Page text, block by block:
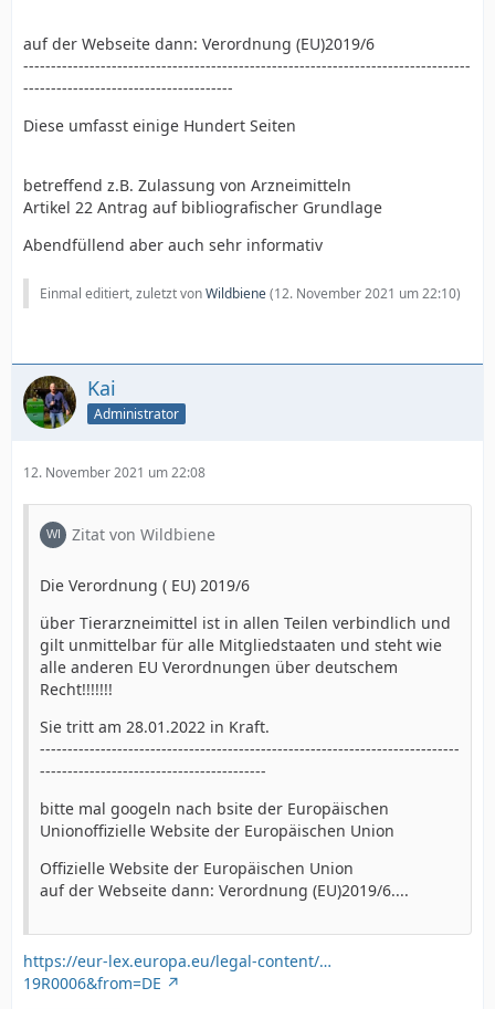
auf der Webseite dann: Verordnung (EU)2019/6
---------------------------------------------------------------------------------
--------------------------------------
Diese umfasst einige Hundert Seiten
betreffend z.B. Zulassung von Arzneimitteln
Artikel 22 Antrag auf bibliografischer Grundlage
Abendfüllend aber auch sehr informativ
Einmal editiert, zuletzt vonWildbiene(12. November 2021 um 22:10)
Kai
Administrator
12. November 2021 um 22:08
Zitat von Wildbiene
Die Verordnung ( EU) 2019/6
über Tierarzneimittel ist in allen Teilen verbindlich und
gilt unmittelbar für alle Mitgliedstaaten und steht wie
alle anderen EU Verordnungen über deutschem
Recht!!!!!!!
Sie tritt am 28.01.2022 in Kraft.
----------------------------------------------------------------------------
-----------------------------------------
bitte mal googeln nach bsite der Europäischen
Unionoffizielle Website der Europäischen Union
Offizielle Website der Europäischen Union
auf der Webseite dann: Verordnung (EU)2019/6....
https://eur-lex.europa.eu/legal-content/…
19R0006&from=DE